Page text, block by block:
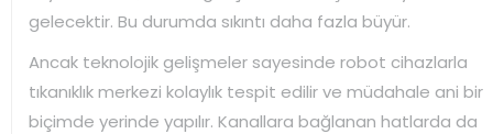
gelecektir. Bu durumda sıkıntı daha fazla büyür.
Ancak teknolojik gelişmeler sayesinde robot cihazlarla
tıkanıklık merkezi kolaylık tespit edilir ve müdahale ani bir
biçimde yerinde yapılır. Kanallara bağlanan hatlarda da